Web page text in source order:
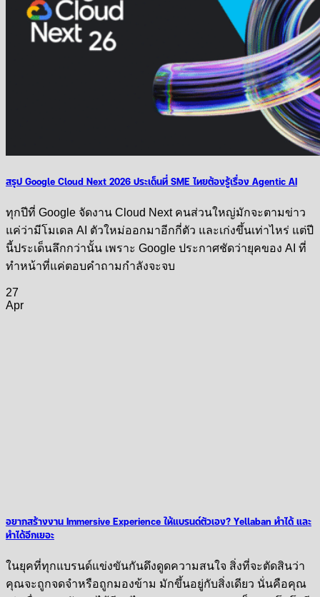
สรุป Google Cloud Next 2026 ประเด็นที่ SME ไทยต้องรู้เรื่อง Agentic AI
ทุกปีที่ Google จัดงาน Cloud Next คนส่วนใหญ่มักจะตามข่าว
แค่ว่ามีโมเดล AI ตัวใหม่ออกมาอีกกี่ตัว และเก่งขึ้นเท่าไหร่ แต่ปี
นี้ประเด็นลึกกว่านั้น เพราะ Google ประกาศชัดว่ายุคของ AI ที่
ทำหน้าที่แค่ตอบคำถามกำลังจะจบ
27
Apr
อยากสร้างงาน Immersive Experience ให้แบรนด์ตัวเอง? Yellaban ทำได้ และ
ทำได้อีกเยอะ
ในยุคที่ทุกแบรนด์แข่งขันกันดึงดูดความสนใจ สิ่งที่จะตัดสินว่า
คุณจะถูกจดจำหรือถูกมองข้าม มักขึ้นอยู่กับสิ่งเดียว นั่นคือคุณ